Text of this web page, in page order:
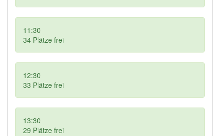
11:30
34 Plätze frei
12:30
33 Plätze frei
13:30
29 Plätze frei